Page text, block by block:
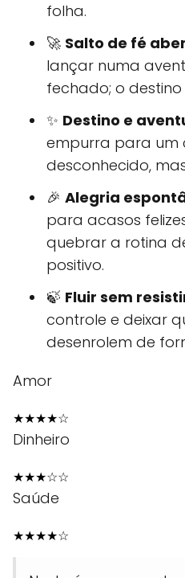
folha.
🚀 Salto de fé
lançar numa
fechado; o
✨ Destino e
empurra para um
desconhecido,
🎉 Alegria
para acasos
quebrar a rotina
positivo.
🍃 Fluir sem
controle e deixar
desenrolem de
Amor
★★★★☆
Dinheiro
★★★☆☆
Saúde
★★★★☆